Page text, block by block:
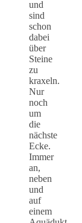
und
sind
schon
dabei
über
Steine
zu
kraxeln.
Nur
noch
um
die
nächste
Ecke.
Immer
an,
neben
und
auf
einem